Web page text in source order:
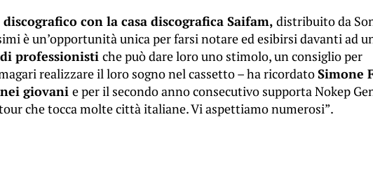
con la casa discografica Saifam, distribuito da
è un’opportunità unica per farsi notare ed esibirsi davanti ad
professionisti che può dare loro uno stimolo, un consiglio per
realizzare il loro sogno nel cassetto – ha ricordatoSimone
giovani e per il secondo anno consecutivo supporta Nokep
che tocca molte città italiane. Vi aspettiamo numerosi”.